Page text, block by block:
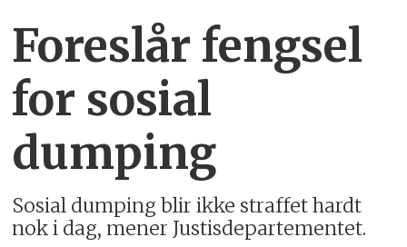
Foreslår fengsel
for sosial
dumping
Sosial dumping blir ikke straffet hardt
nok i dag, mener Justisdepartementet.